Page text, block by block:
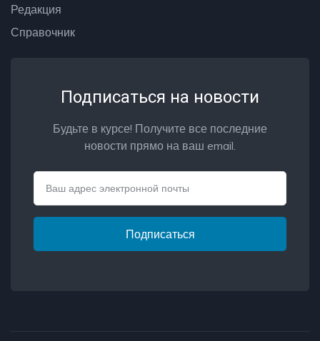
Редакция
Справочник
Подписаться на новости
Будьте в курсе! Получите все последние
новости прямо на ваш email.
Подписаться